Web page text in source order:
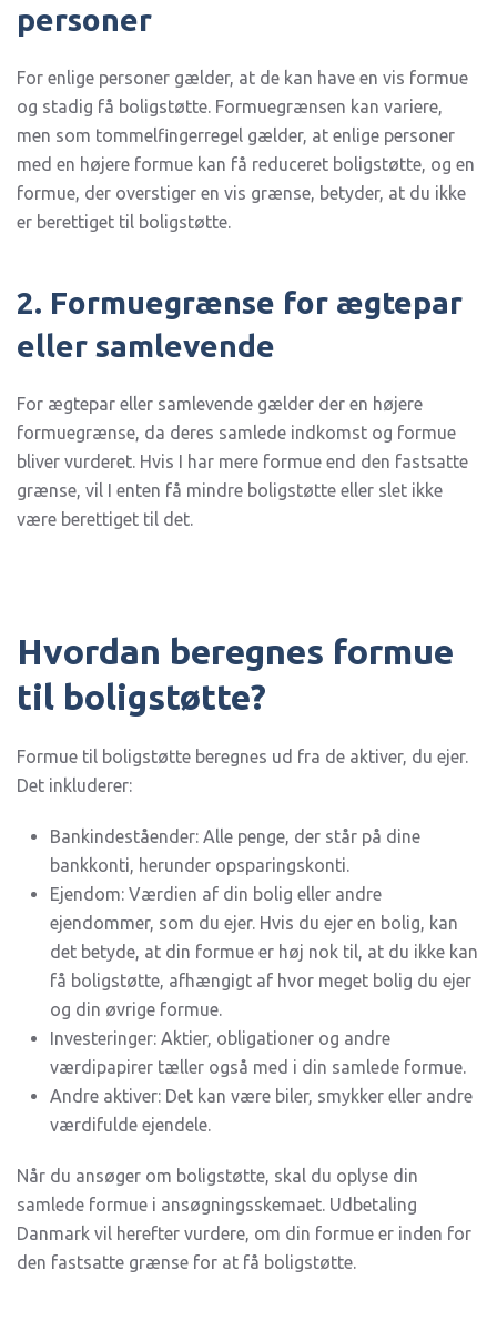
personer
For enlige personer gælder, at de kan have en vis formue
og stadig få boligstøtte. Formuegrænsen kan variere,
men som tommelfingerregel gælder, at enlige personer
med en højere formue kan få reduceret boligstøtte, og en
formue, der overstiger en vis grænse, betyder, at du ikke
er berettiget til boligstøtte.
2. Formuegrænse for ægtepar
eller samlevende
For ægtepar eller samlevende gælder der en højere
formuegrænse, da deres samlede indkomst og formue
bliver vurderet. Hvis I har mere formue end den fastsatte
grænse, vil I enten få mindre boligstøtte eller slet ikke
være berettiget til det.
Hvordan beregnes formue
til boligstøtte?
Formue til boligstøtte beregnes ud fra de aktiver, du ejer.
Det inkluderer:
Bankindeståender: Alle penge, der står på dine
bankkonti, herunder opsparingskonti.
Ejendom: Værdien af din bolig eller andre
ejendommer, som du ejer. Hvis du ejer en bolig, kan
det betyde, at din formue er høj nok til, at du ikke kan
få boligstøtte, afhængigt af hvor meget bolig du ejer
og din øvrige formue.
Investeringer: Aktier, obligationer og andre
værdipapirer tæller også med i din samlede formue.
Andre aktiver: Det kan være biler, smykker eller andre
værdifulde ejendele.
Når du ansøger om boligstøtte, skal du oplyse din
samlede formue i ansøgningsskemaet. Udbetaling
Danmark vil herefter vurdere, om din formue er inden for
den fastsatte grænse for at få boligstøtte.